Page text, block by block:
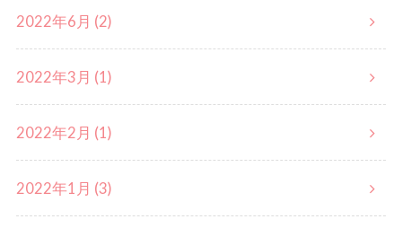
2022年6月 (2)
2022年3月 (1)
2022年2月 (1)
2022年1月 (3)